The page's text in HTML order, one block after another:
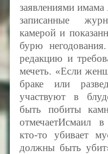
заявлениями
записанные
камерой и
бурю
редакцию и
мечеть. «Если
браке или
участвуют в
быть побиты
отмечаетИсмаил
кто-то убивает
должны быть